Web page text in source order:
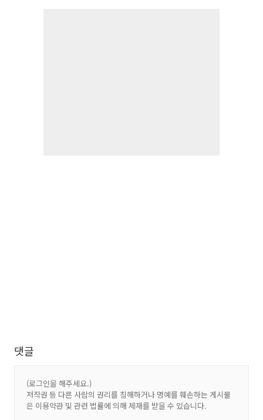
댓글